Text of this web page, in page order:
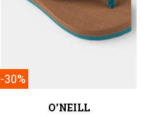
-30%
O'NEILL